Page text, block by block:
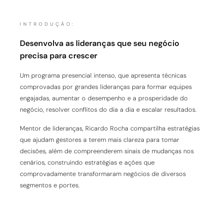
INTRODUÇÃO:
Desenvolva as lideranças que seu negócio
precisa para crescer
Um programa presencial intenso, que apresenta técnicas
comprovadas por grandes lideranças para formar equipes
engajadas, aumentar o desempenho e a prosperidade do
negócio, resolver conflitos do dia a dia e escalar resultados.
Mentor de lideranças, Ricardo Rocha compartilha estratégias
que ajudam gestores a terem mais clareza para tomar
decisões, além de compreenderem sinais de mudanças nos
cenários, construindo estratégias e ações que
comprovadamente transformaram negócios de diversos
segmentos e portes.